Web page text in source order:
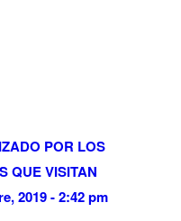
POR LOS
QUE VISITAN
2019 - 2:42 pm